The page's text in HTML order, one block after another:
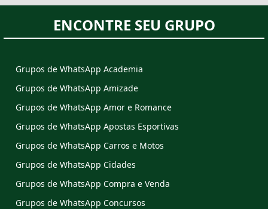
ENCONTRE SEU GRUPO
Grupos de WhatsApp Academia
Grupos de WhatsApp Amizade
Grupos de WhatsApp Amor e Romance
Grupos de WhatsApp Apostas Esportivas
Grupos de WhatsApp Carros e Motos
Grupos de WhatsApp Cidades
Grupos de WhatsApp Compra e Venda
Grupos de WhatsApp Concursos